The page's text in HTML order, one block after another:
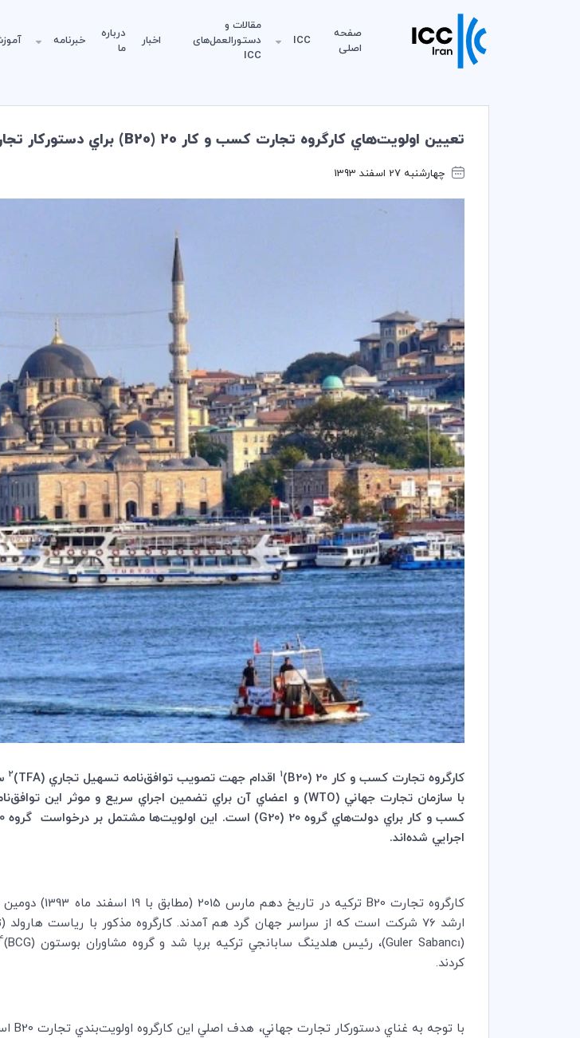
صفحه
اصلی
ICC
مقالات و
دستورالعمل‌های
ICC
اخبار
درباره
ما
خبرنامه
تعيين اولويت‌هاي كارگروه تجارت كسب و كار 20 (B20) براي دستوركار تجارت جهاني 2015
چهارشنبه 27 اسفند 1393
كارگروه تجارت كسب و كار 20 ( B20
)
1 اقدام جهت تصويب توافق‌نامه تسهيل تجاري (TFA
)
2
با سازمان تجارت جهاني (WTO)‌ و اعضاي آن براي تضمين اجراي سريع و موثر اين
كسب و كار براي دولت‌هاي گروه 20 (
G20
اجرايي شده‌اند.
كارگروه تجارت B20
تركيه در
ارشد 76 شركت است كه از سراسر جهان گرد هم آمدند. كارگروه مذكور با رياست هارولد (تري) مك گرو (
(
Guler Sabancı)، ‌رئيس هلدينگ سابانجي تركيه برپا شد و گروه مشاوران بوستون (BCG
)
كردند.
با توجه به غناي دستوركار تجارت جهاني، هدف اصلي اين كارگروه ‌اولويت‌بندي تجارت B20